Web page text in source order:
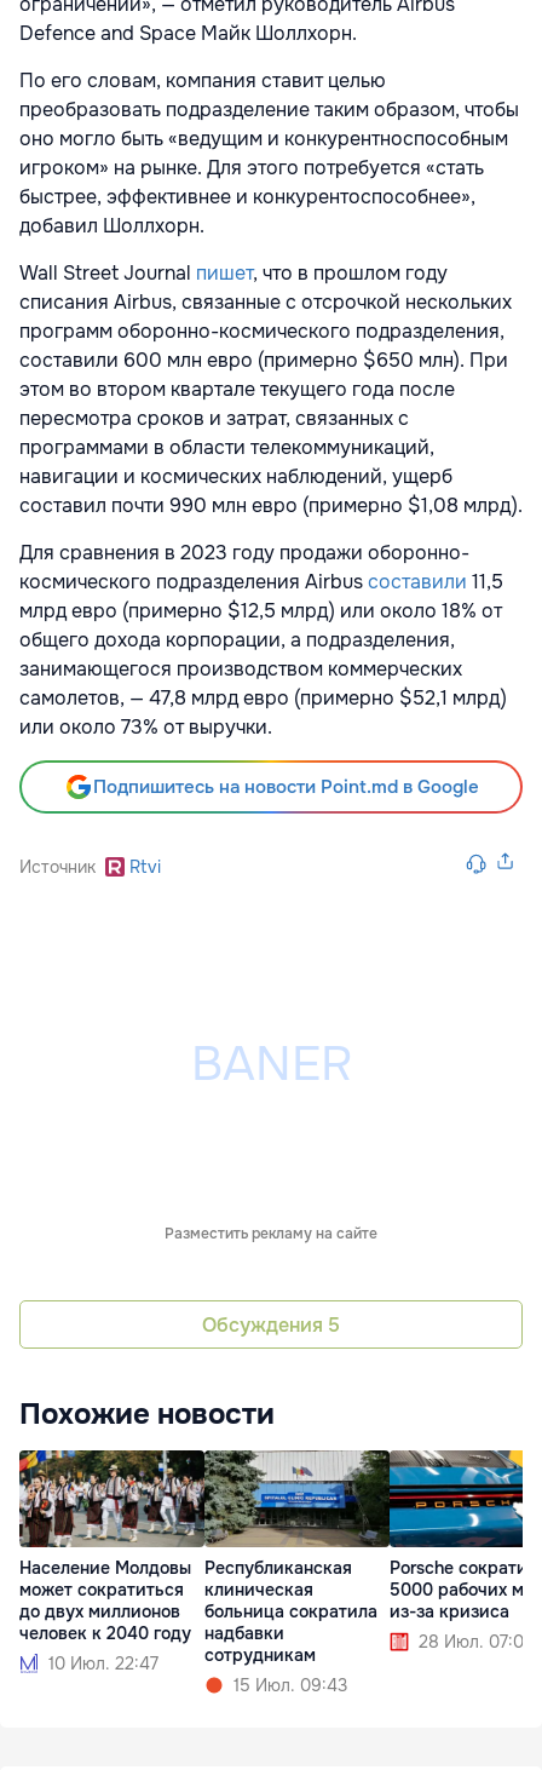
Defence and Space Майк Шоллхорн.
По его словам, компания ставит целью
преобразовать подразделение таким образом, чтобы
оно могло быть «ведущим и конкурентноспособным
игроком» на рынке. Для этого потребуется «стать
быстрее, эффективнее и конкурентоспособнее»,
добавил Шоллхорн.
Wall Street Journal пишет, что в прошлом году
списания Airbus, связанные с отсрочкой нескольких
программ оборонно-космического подразделения,
составили 600 млн евро (примерно $650 млн). При
этом во втором квартале текущего года после
пересмотра сроков и затрат, связанных с
программами в области телекоммуникаций,
навигации и космических наблюдений, ущерб
составил почти 990 млн евро (примерно $1,08 млрд).
Для сравнения в 2023 году продажи оборонно-
космического подразделения Airbusсоставили 11,5
млрд евро (примерно $12,5 млрд) или около 18% от
общего дохода корпорации, а подразделения,
занимающегося производством коммерческих
самолетов, — 47,8 млрд евро (примерно $52,1 млрд)
или около 73% от выручки.
Подпишитесь на новости Point.md в Google
Источник Rtvi
Разместить рекламу на сайте
Обсуждения 5
Похожие новости
Население Молдовы
может сократиться
до двух миллионов
человек к 2040 году
10 Июл. 22:47
Республиканская
клиническая
больница сократила
надбавки
сотрудникам
15 Июл. 09:43
Porsche
5000 рабочих
из-за кризиса
28 Июл. 07:09